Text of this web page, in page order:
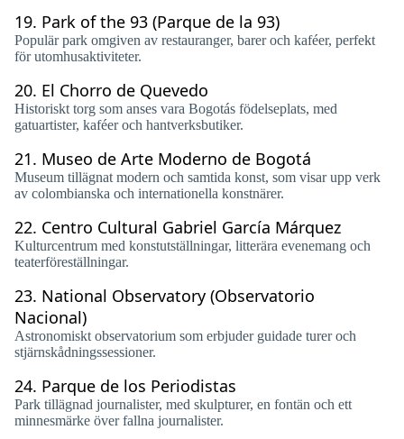
19. Park of the 93 (Parque de la 93)
Populär park omgiven av restauranger, barer och kaféer, perfekt
för utomhusaktiviteter.
20. El Chorro de Quevedo
Historiskt torg som anses vara Bogotás födelseplats, med
gatuartister, kaféer och hantverksbutiker.
21. Museo de Arte Moderno de Bogotá
Museum tillägnat modern och samtida konst, som visar upp verk
av colombianska och internationella konstnärer.
22. Centro Cultural Gabriel García Márquez
Kulturcentrum med konstutställningar, litterära evenemang och
teaterföreställningar.
23. National Observatory (Observatorio
Nacional)
Astronomiskt observatorium som erbjuder guidade turer och
stjärnskådningssessioner.
24. Parque de los Periodistas
Park tillägnad journalister, med skulpturer, en fontän och ett
minnesmärke över fallna journalister.